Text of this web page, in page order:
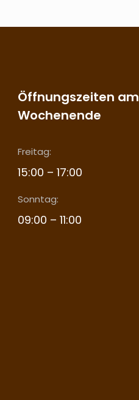
Öffnungszeiten am
Wochenende
Freitag:
15:00 – 17:00
Sonntag:
09:00 – 11:00